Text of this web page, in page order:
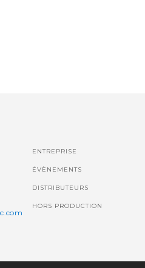
ENTREPRISE
ÉVÈNEMENTS
DISTRIBUTEURS
HORS PRODUCTION